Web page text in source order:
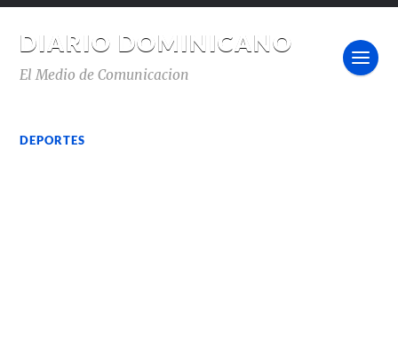
DIARIO DOMINICANO
El Medio de Comunicacion
DEPORTES